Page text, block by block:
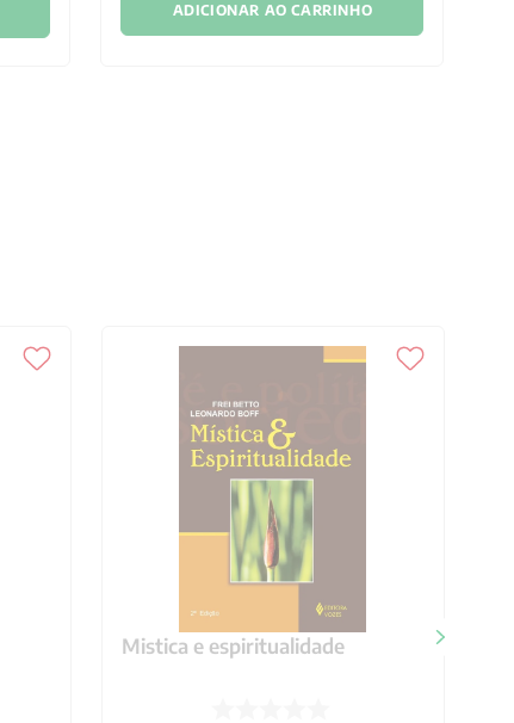
ADICIONAR AO CARRINHO
Mistica e espiritualidade